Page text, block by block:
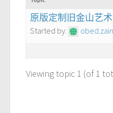
原版定制旧金山艺
Started by:
Viewing topic 1 (of 1